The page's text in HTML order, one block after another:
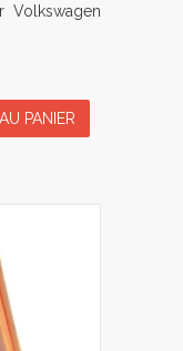
Volkswagen
PANIER